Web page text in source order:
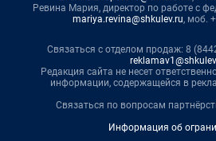
Ревина Мария, директор по работе с
mariya.revina@shkulev.ru, моб.
Связаться с отделом продаж: 8
Редакция сайта не несет
информации, содержащейся в
Связаться по вопросам
Информация об